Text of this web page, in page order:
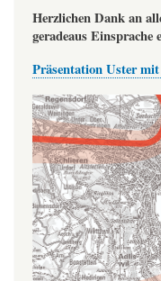
Herzlichen Dank an
geradeaus Einsprache
Präsentation Uster